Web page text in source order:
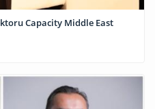
Capacity Middle East